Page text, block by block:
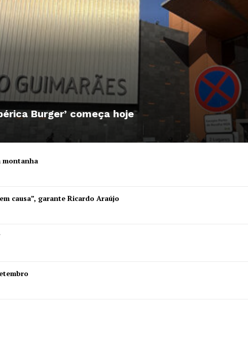
agora!
Burger’ começa hoje
montanha
causa”, garante Ricardo Araújo